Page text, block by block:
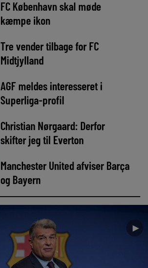
FC København skal møde
kæmpe ikon
Tre vender tilbage for FC
Midtjylland
AGF meldes interesseret i
Superliga-profil
Christian Nørgaard: Derfor
skifter jeg til Everton
Manchester United afviser Barça
og Bayern
►